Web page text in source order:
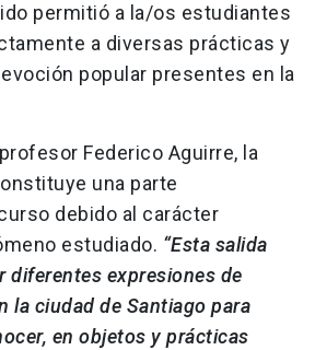
permitió a la/os estudiantes
a diversas prácticas y
popular presentes en la
Federico Aguirre, la
una parte
debido al carácter
estudiado. “Esta salida
diferentes expresiones de
la ciudad de Santiago para
en objetos y prácticas